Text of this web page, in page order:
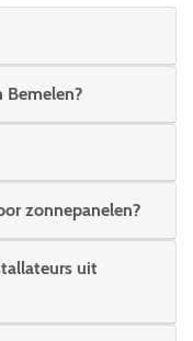
Bemelen?
zonnepanelen?
uit